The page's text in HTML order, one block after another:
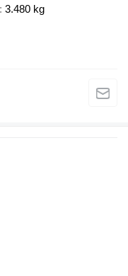
3.480 kg